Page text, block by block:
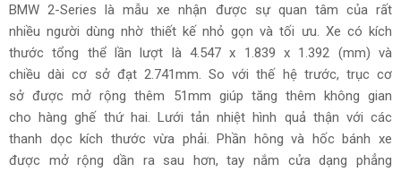
BMW 2-Series là mẫu xe nhận được sự quan tâm của rất
nhiều người dùng nhờ thiết kế nhỏ gọn và tối ưu. Xe có kích
thước tổng thể lần lượt là 4.547 x 1.839 x 1.392 (mm) và
chiều dài cơ sở đạt 2.741mm. So với thế hệ trước, trục cơ
sở được mở rộng thêm 51mm giúp tăng thêm không gian
cho hàng ghế thứ hai. Lưới tản nhiệt hình quả thận với các
thanh dọc kích thước vừa phải. Phần hông và hốc bánh xe
được mở rộng dần ra sau hơn, tay nắm cửa dạng phẳng